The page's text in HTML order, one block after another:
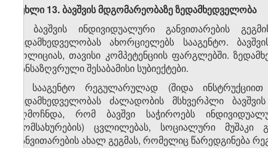
მუხლი 13.ბავშვისმდგომარეობაზეზედამხედველობა
1. ბავშვის ინდივიდუალური განვითარების
ზედამხედველობას ახორციელებს სააგენტო.
პოლიციას, თავისი კომპეტენციის ფარგლებში.
განსაზღვრული შესაბამისი სუბიექტები.
2. სააგენტო რეგულარულად (შიდა
ზედამხედველობას ძალადობის მსხვერპლი
აღმოჩნდა, რომ ბავშვი საჭიროებს
(მომსახურების) ცვლილებას, სოციალური მუშაკი
განვითარების ახალ გეგმას, რომელიც წარედგინება